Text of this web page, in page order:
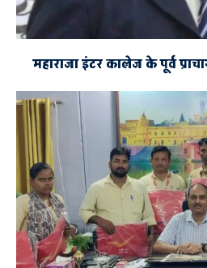
महाराजा इंटर कालेज के पूर्व